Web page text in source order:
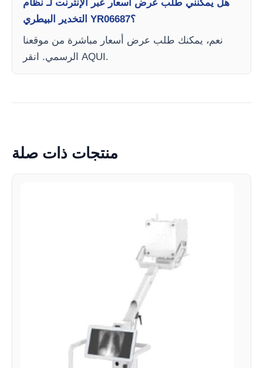
هل يمكنني طلب عرض أسعار عبر الإنترنت لـ نظام
التخدير البيطري YR06687؟
نعم، يمكنك طلب عرض أسعار مباشرة من موقعنا
الرسمي. انقر AQUI.
منتجات ذات صلة